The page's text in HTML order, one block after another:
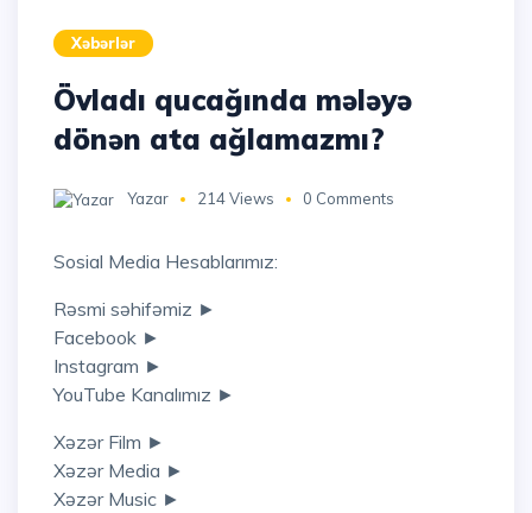
Xəbərlər
Övladı qucağında mələyə
dönən ata ağlamazmı?
Yazar 214 Views 0 Comments
Sosial Media Hesablarımız:
Rəsmi səhifəmiz ►
Facebook ►
Instagram ►
YouTube Kanalımız ►
Xəzər Film ►
Xəzər Media ►
Xəzər Music ►